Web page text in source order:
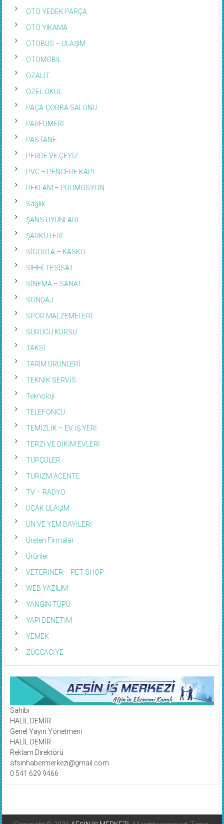
OTO YEDEK PARÇA
OTO YIKAMA
OTOBÜS – ULAŞIM
OTOMOBİL
OZALİT
ÖZEL OKUL
PAÇA-ÇORBA SALONU
PARFÜMERİ
PASTANE
PERDE VE ÇEYİZ
PVC – PENCERE KAPI
REKLAM – PROMOSYON
Sağlık
ŞANS OYUNLARI
ŞARKÜTERİ
SİGORTA – KASKO
SIHHİ TESİSAT
SİNEMA – SANAT
SONDAJ
SPOR MALZEMELERİ
SÜRÜCÜ KURSU
TAKSİ
TARIM ÜRÜNLERİ
TEKNİK SERVİS
Teknoloji
TELEFONCU
TEMİZLİK – EV İŞ YERİ
TERZİ VE DİKİM EVLERİ
TÜPÇÜLER
TURİZM ACENTE
TV – RADYO
UÇAK ULAŞIM
UN VE YEM BAYİLERİ
Üreten Firmalar
Ürünler
VETERİNER – PET SHOP
WEB YAZILIM
YANGIN TÜPÜ
YAPI DENETİM
YEMEK
ZÜCCACİYE
Sahibi
HALİL DEMİR
Genel Yayın Yönetmeni
HALİL DEMİR
Reklam Direktörü
afsinhabermerkezi@gmail.com
0 541 629 9466